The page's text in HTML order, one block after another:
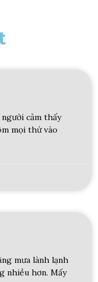
cảm thấy
mọi thứ vào
mưa lành lạnh
nhiều hơn. Mấy